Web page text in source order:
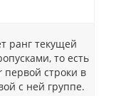
ранг текущей
то есть
первой строки в
с ней группе.